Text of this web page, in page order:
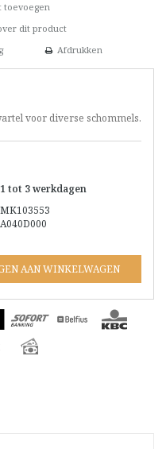
toevoegen
dit product
Afdrukken
voor diverse schommels.
1 tot 3 werkdagen
MK103553
A040D000
AAN WINKELWAGEN